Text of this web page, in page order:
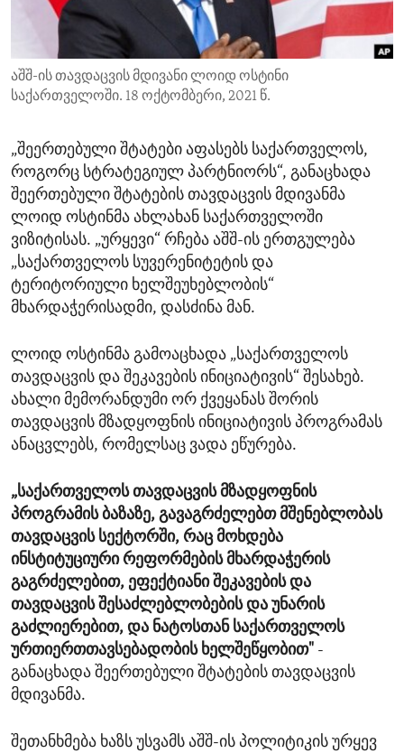
ENVIRONMENT AND HEALTH
IDEALS AND INSTITUTIONS
აშშ-ის თავდაცვის მდივანი ლოიდ ოსტინი
საქართველოში. 18 ოქტომბერი, 2021 წ.
„შეერთებული შტატები აფასებს საქართველოს,
როგორც სტრატეგიულ პარტნიორს“, განაცხადა
შეერთებული შტატების თავდაცვის მდივანმა
ლოიდ ოსტინმა ახლახან საქართველოში
ვიზიტისას. „ურყევი“ რჩება აშშ-ის ერთგულება
„საქართველოს სუვერენიტეტის და
ტერიტორიული ხელშეუხებლობის“
მხარდაჭერისადმი, დასძინა მან.
ლოიდ ოსტინმა გამოაცხადა „საქართველოს
თავდაცვის და შეკავების ინიციატივის“ შესახებ.
ახალი მემორანდუმი ორ ქვეყანას შორის
თავდაცვის მზადყოფნის ინიციატივის პროგრამას
ანაცვლებს, რომელსაც ვადა ეწურება.
„საქართველოს თავდაცვის მზადყოფნის
პროგრამის ბაზაზე, გავაგრძელებთ მშენებლობას
თავდაცვის სექტორში, რაც მოხდება
ინსტიტუციური რეფორმების მხარდაჭერის
გაგრძელებით, ეფექტიანი შეკავების და
თავდაცვის შესაძლებლობების და უნარის
გაძლიერებით, და ნატოსთან საქართველოს
ურთიერთთავსებადობის ხელშეწყობით" -
განაცხადა შეერთებული შტატების თავდაცვის
მდივანმა.
შეთანხმება ხაზს უსვამს აშშ-ის პოლიტიკის ურყევ